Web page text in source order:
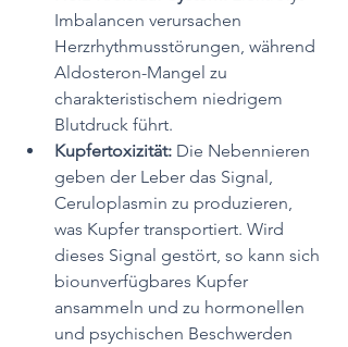
Imbalancen verursachen
Herzrhythmusstörungen, während
Aldosteron-Mangel zu
charakteristischem niedrigem
Blutdruck führt.
Kupfertoxizität: Die Nebennieren
geben der Leber das Signal,
Ceruloplasmin zu produzieren,
was Kupfer transportiert. Wird
dieses Signal gestört, so kann sich
biounverfügbares Kupfer
ansammeln und zu hormonellen
und psychischen Beschwerden